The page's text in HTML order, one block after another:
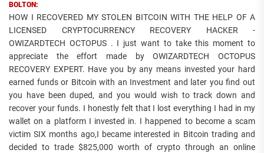
BOLTON:
HOW I RECOVERED MY STOLEN BITCOIN WITH THE HELP OF A
LICENSED CRYPTOCURRENCY RECOVERY HACKER -
OWIZARDTECH OCTOPUS . I just want to take this moment to
appreciate the effort made by OWIZARDTECH OCTOPUS
RECOVERY EXPERT. Have you by any means invested your hard
earned funds or Bitcoin with an Investment and later you find out
you have been duped, and you would wish to track down and
recover your funds. I honestly felt that I lost everything I had in my
wallet on a platform I invested in. I happened to become a scam
victim SIX months ago,I became interested in Bitcoin trading and
decided to trade $825,000 worth of crypto through an online